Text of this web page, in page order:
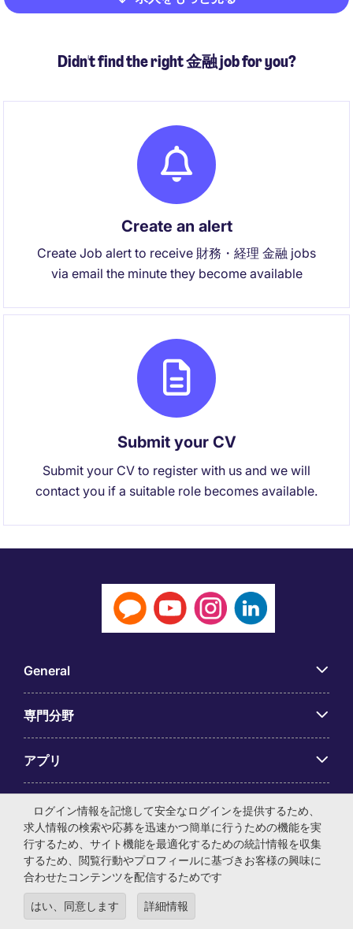
Pagination
Didn't find the right 金融 job for you?
Create an alert
Create Job alert to receive 財務・経理 金融 jobs
via email the minute they become available
Submit your CV
Submit your CV to register with us and we will
contact you if a suitable role becomes available.
General
専門分野
アプリ
Employer Centre
© マイケル・ペイジ・インターナショナル・ジャパン株式会
社 法人番号：0104-01-043253 本社所在地：〒105-0001 東
ログイン情報を記憶して安全なログインを提供するため、
求人情報の検索や応募を迅速かつ簡単に行うための機能を実
行するため、サイト機能を最適化するための統計情報を収集
するため、閲覧行動やプロフィールに基づきお客様の興味に
合わせたコンテンツを配信するためです
はい、同意します 詳細情報